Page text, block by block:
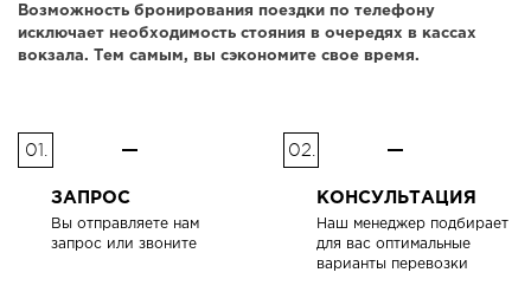
Возможность бронирования поездки по телефону
исключает необходимость стояния в очередях в кассах
вокзала. Тем самым, вы сэкономите свое время.
01.
ЗАПРОС
Вы отправляете нам
запрос или звоните
02.
КОНСУЛЬТАЦИЯ
Наш менеджер подбирает
для вас оптимальные
варианты перевозки